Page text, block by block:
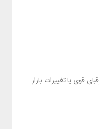
قوی یا تغییرات بازار